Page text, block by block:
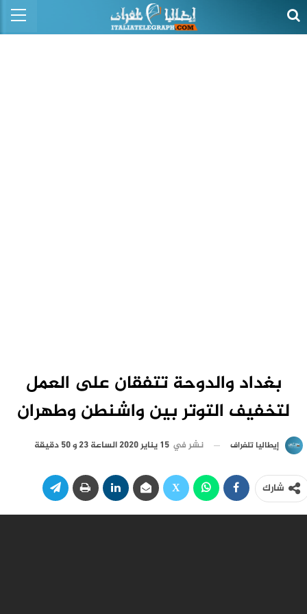
بغداد والدوحة تتفقان على العمل
لتخفيف التوتر بين واشنطن وطهران
إيطاليا تلغراف نشر في 15 يناير 2020 الساعة 23 و 50 دقيقة
شارك